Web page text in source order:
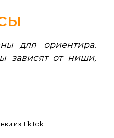
для ориентира.
зависят от ниши,
из TikTok